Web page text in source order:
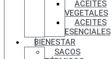
ACEITES
VEGETALES
ACEITES
ESENCIALES
BIENESTAR
SACOS